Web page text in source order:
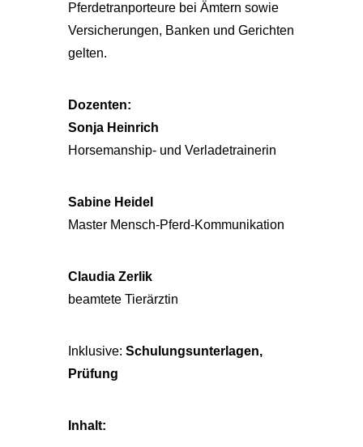
Pferdetranporteure bei Ämtern sowie
Versicherungen, Banken und Gerichten
gelten.
Dozenten:
Sonja Heinrich
Horsemanship- und Verladetrainerin
Sabine Heidel
Master Mensch-Pferd-Kommunikation
Claudia Zerlik
beamtete Tierärztin
Inklusive: Schulungsunterlagen,
Prüfung
Inhalt: